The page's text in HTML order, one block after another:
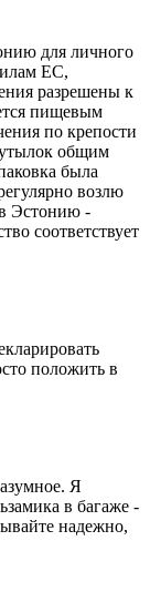
для личного
ЕС,
разрешены к
пищевым
по крепости
общим
была
возлю
Эстонию -
соответствует
положить в
Я
в багаже -
надежно,